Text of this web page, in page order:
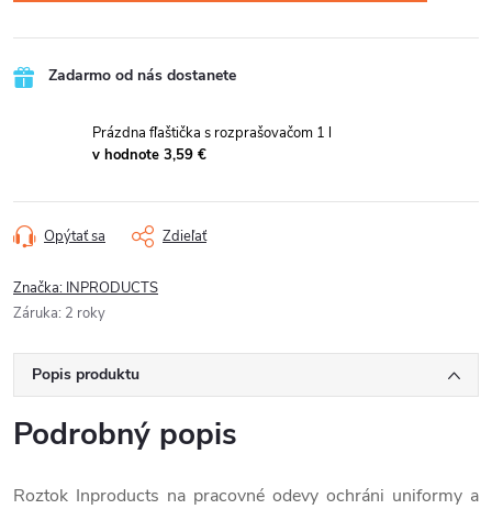
Zadarmo od nás dostanete
Prázdna fľaštička s rozprašovačom 1 l
v hodnote 3,59 €
Opýtať sa Zdieľať
Značka: INPRODUCTS
Záruka: 2 roky
Popis produktu
Podrobný popis
Roztok Inproducts na pracovné odevy ochráni uniformy a